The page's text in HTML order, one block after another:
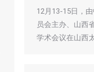
12月13-15日，
员会主办、山西
学术会议在山西